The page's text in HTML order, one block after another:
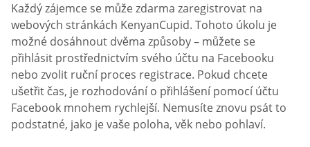
Každý zájemce se může zdarma zaregistrovat na
webových stránkách KenyanCupid. Tohoto úkolu je
možné dosáhnout dvěma způsoby – můžete se
přihlásit prostřednictvím svého účtu na Facebooku
nebo zvolit ruční proces registrace. Pokud chcete
ušetřit čas, je rozhodování o přihlášení pomocí účtu
Facebook mnohem rychlejší. Nemusíte znovu psát to
podstatné, jako je vaše poloha, věk nebo pohlaví.